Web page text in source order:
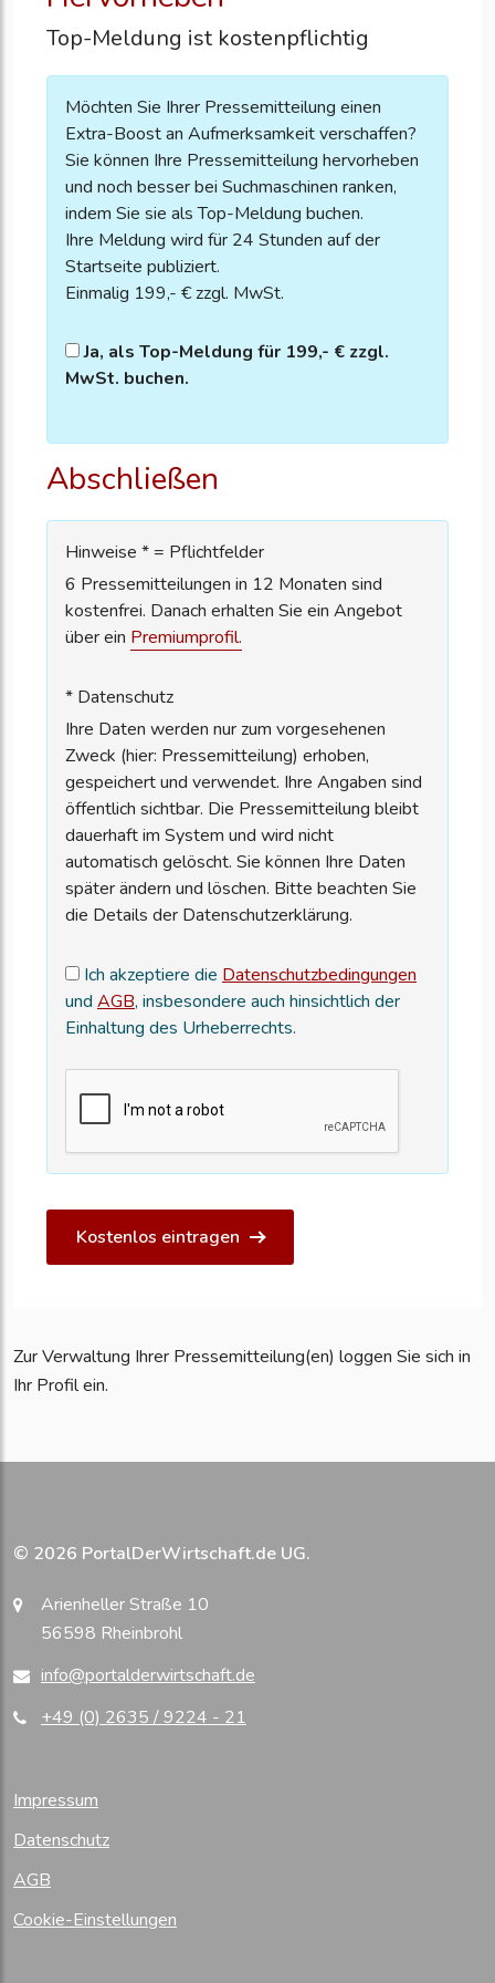
Top-Meldung ist kostenpflichtig
Möchten Sie Ihrer Pressemitteilung einen
Extra-Boost an Aufmerksamkeit verschaffen?
Sie können Ihre Pressemitteilung hervorheben
und noch besser bei Suchmaschinen ranken,
indem Sie sie als Top-Meldung buchen.
Ihre Meldung wird für 24 Stunden auf der
Startseite publiziert.
Einmalig 199,- € zzgl. MwSt.
Ja, als Top-Meldung für 199,- € zzgl.
MwSt. buchen.
Abschließen
Hinweise * = Pflichtfelder
6 Pressemitteilungen in 12 Monaten sind
kostenfrei. Danach erhalten Sie ein Angebot
über ein Premiumprofil.
* Datenschutz
Ihre Daten werden nur zum vorgesehenen
Zweck (hier: Pressemitteilung) erhoben,
gespeichert und verwendet. Ihre Angaben sind
öffentlich sichtbar. Die Pressemitteilung bleibt
dauerhaft im System und wird nicht
automatisch gelöscht. Sie können Ihre Daten
später ändern und löschen. Bitte beachten Sie
die Details der Datenschutzerklärung.
Ich akzeptiere die Datenschutzbedingungen
und AGB, insbesondere auch hinsichtlich der
Einhaltung des Urheberrechts.
Kostenlos eintragen
Zur Verwaltung Ihrer Pressemitteilung(en) loggen Sie sich in
Ihr Profil ein.
© 2026 PortalDerWirtschaft.de UG.
Arienheller Straße 10
56598 Rheinbrohl
info@portalderwirtschaft.de
+49 (0) 2635 / 9224 - 21
Impressum
Datenschutz
AGB
Cookie-Einstellungen